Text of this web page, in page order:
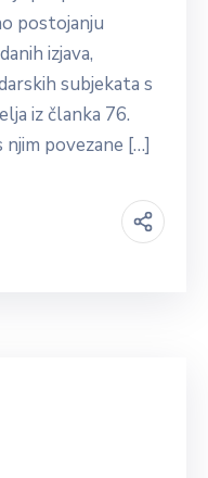
postojanju
izjava,
subjekata s
iz članka 76.
povezane […]